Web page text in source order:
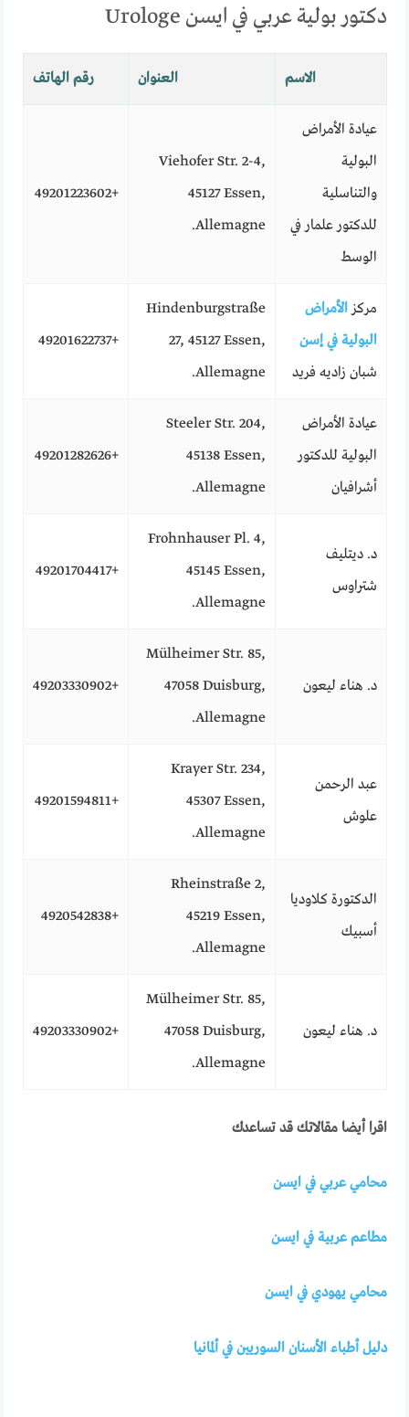
دكتور بولية عربي في ايسن Urologe
الاسم العنوان رقم الهاتف
عيادة الأمراض
البولية
والتناسلية
للدكتور علمار في
الوسط
Viehofer Str. 2-4,
45127 Essen,
Allemagne.
+49201223602
مركزالأمراض
البولية في إسن
شبان زاديه فريد
Hindenburgstraße
27, 45127 Essen,
Allemagne.
+49201622737
عيادة الأمراض
البولية للدكتور
أشرافيان
Steeler Str. 204,
45138 Essen,
Allemagne.
+49201282626
د. ديتليف
شتراوس
Frohnhauser Pl. 4,
45145 Essen,
Allemagne.
+49201704417
د. هناء ليعون
Mülheimer Str. 85,
47058 Duisburg,
Allemagne.
+49203330902
عبد الرحمن
علوش
Krayer Str. 234,
45307 Essen,
Allemagne.
+49201594811
الدكتورة كلاوديا
أسبيك
Rheinstraße 2,
45219 Essen,
Allemagne.
+4920542838
د. هناء ليعون
Mülheimer Str. 85,
47058 Duisburg,
Allemagne.
+49203330902
اقرا أيضا مقالاتك قد تساعدك
محامي عربي في ايسن
مطاعم عربية في ايسن
محامي يهودي في ايسن
دليل أطباء الأسنان السوريين في ألمانيا